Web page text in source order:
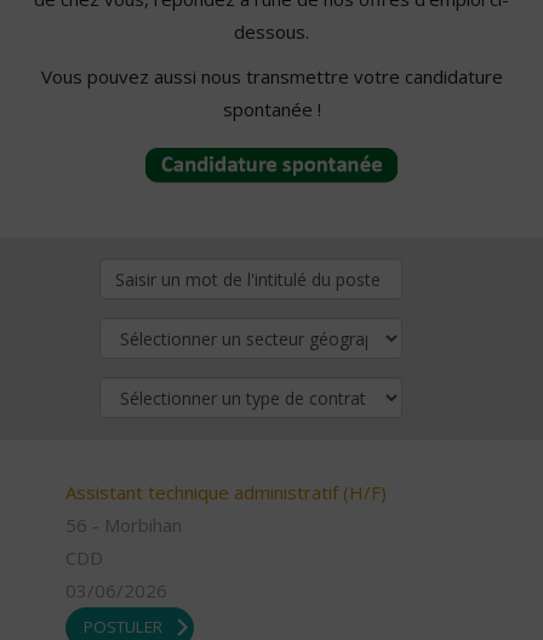
dessous.
Vous pouvez aussi nous transmettre votre candidature
spontanée !
Assistant technique administratif (H/F)
56 - Morbihan
CDD
03/06/2026
POSTULER